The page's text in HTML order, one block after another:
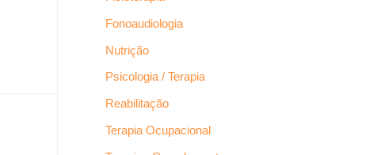
Fonoaudiologia
Nutrição
Psicologia / Terapia
Reabilitação
Terapia Ocupacional